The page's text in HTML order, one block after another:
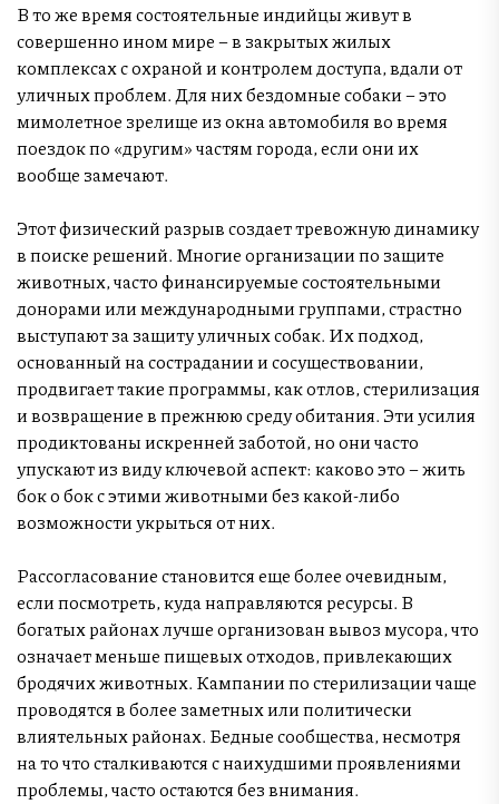
В то же время состоятельные индийцы живут в
совершенно ином мире – в закрытых жилых
комплексах с охраной и контролем доступа, вдали от
уличных проблем. Для них бездомные собаки – это
мимолетное зрелище из окна автомобиля во время
поездок по «другим» частям города, если они их
вообще замечают.
Этот физический разрыв создает тревожную динамику
в поиске решений. Многие организации по защите
животных, часто финансируемые состоятельными
донорами или международными группами, страстно
выступают за защиту уличных собак. Их подход,
основанный на сострадании и сосуществовании,
продвигает такие программы, как отлов, стерилизация
и возвращение в прежнюю среду обитания. Эти усилия
продиктованы искренней заботой, но они часто
упускают из виду ключевой аспект: каково это – жить
бок о бок с этими животными без какой-либо
возможности укрыться от них.
Рассогласование становится еще более очевидным,
если посмотреть, куда направляются ресурсы. В
богатых районах лучше организован вывоз мусора, что
означает меньше пищевых отходов, привлекающих
бродячих животных. Кампании по стерилизации чаще
проводятся в более заметных или политически
влиятельных районах. Бедные сообщества, несмотря
на то что сталкиваются с наихудшими проявлениями
проблемы, часто остаются без внимания.